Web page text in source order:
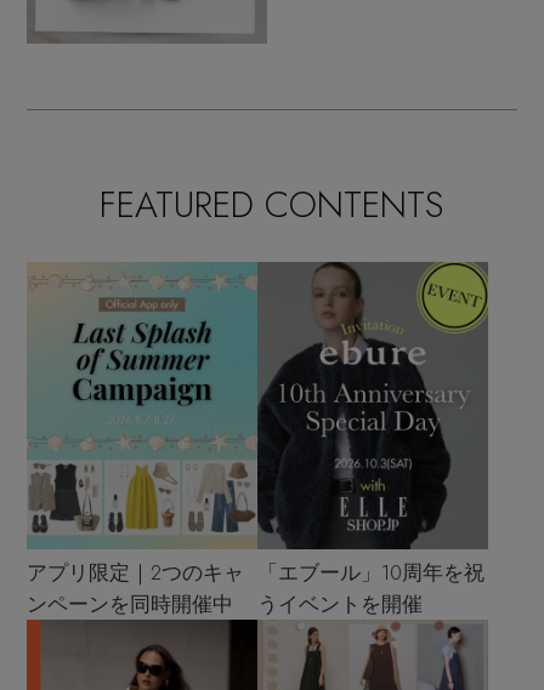
FEATURED CONTENTS
アプリ限定｜2つのキャ
ンペーンを同時開催中
「エブール」10周年を祝
うイベントを開催